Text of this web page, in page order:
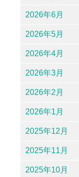
2026年6月
2026年5月
2026年4月
2026年3月
2026年2月
2026年1月
2025年12月
2025年11月
2025年10月